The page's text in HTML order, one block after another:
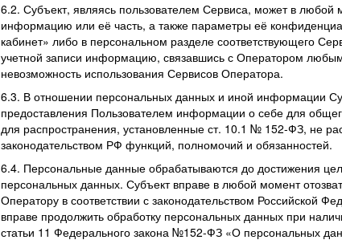
6.2. Субъект, являясь пользователем Сервиса, может в
информацию или её часть, а также параметры её
кабинет» либо в персональном разделе соответствующего
учетной записи информацию, связавшись с Оператором
невозможность использования Сервисов Оператора.
6.3. В отношении персональных данных и иной информации
предоставления Пользователем информации о себе для
для распространения, установленные ст. 10.1 № 152-ФЗ, не
законодательством РФ функций, полномочий и обязанностей.
6.4. Персональные данные обрабатываются до достижения
персональных данных. Субъект вправе в любой момент
Оператору в соответствии с законодательством Российской
вправе продолжить обработку персональных данных при
статьи 11 Федерального закона №152-ФЗ «О персональных